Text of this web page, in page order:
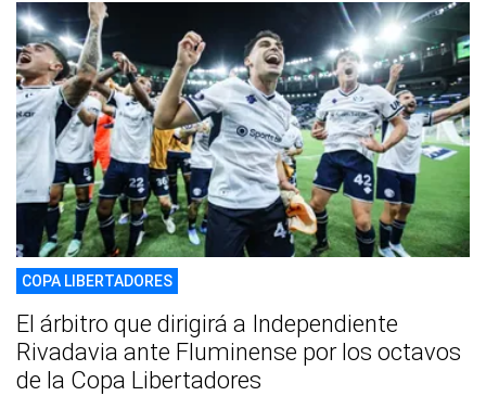
COPA LIBERTADORES
El árbitro que dirigirá a Independiente
Rivadavia ante Fluminense por los octavos
de la Copa Libertadores